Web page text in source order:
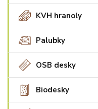
KVH hranoly
Palubky
OSB desky
Biodesky